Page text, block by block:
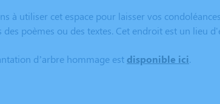
à utiliser cet espace pour laisser vos
des poèmes ou des textes. Cet endroit est un lieu
d’arbre hommage est disponible ici.